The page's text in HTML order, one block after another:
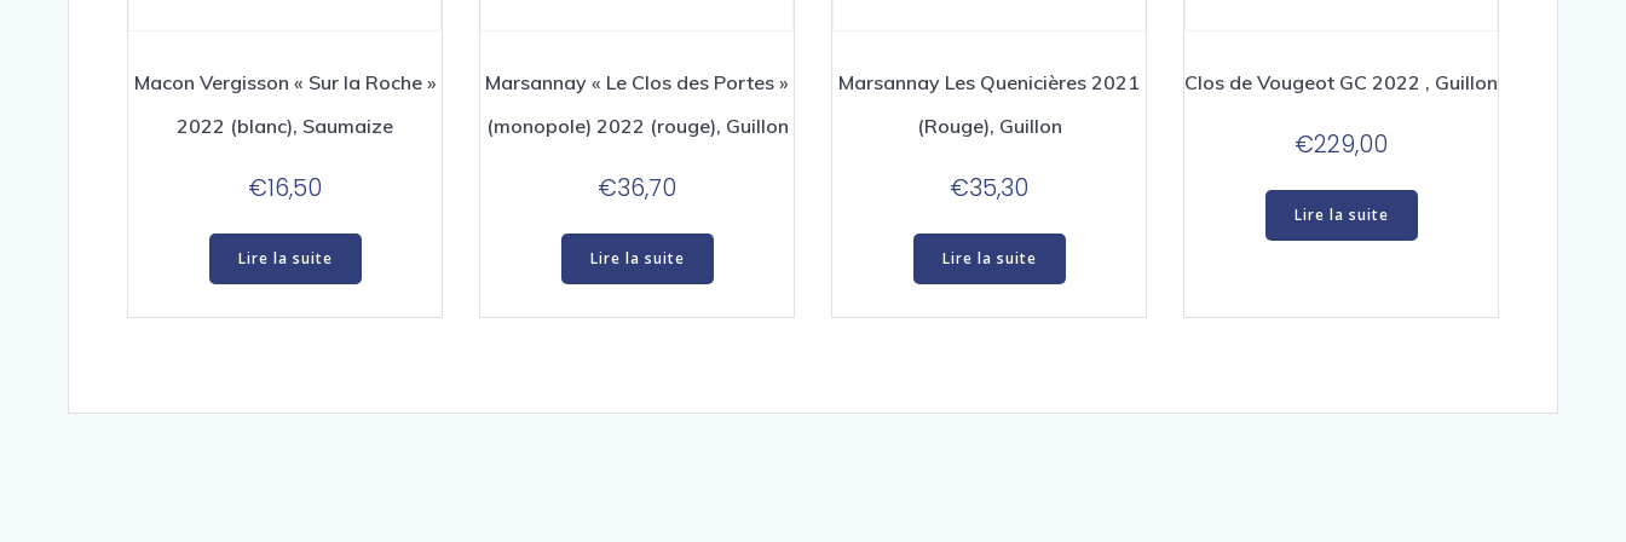
Macon Vergisson « Sur la Roche »
2022 (blanc), Saumaize
€16,50
Lire la suite
Marsannay « Le Clos des Portes »
(monopole) 2022 (rouge), Guillon
€36,70
Lire la suite
Marsannay Les Quenicières 2021
(Rouge), Guillon
€35,30
Lire la suite
Clos de Vougeot GC 2022 , Guillon
€229,00
Lire la suite